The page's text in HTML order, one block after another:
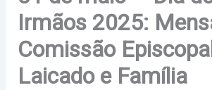
Irmãos 2025:
Comissão
Laicado e Família